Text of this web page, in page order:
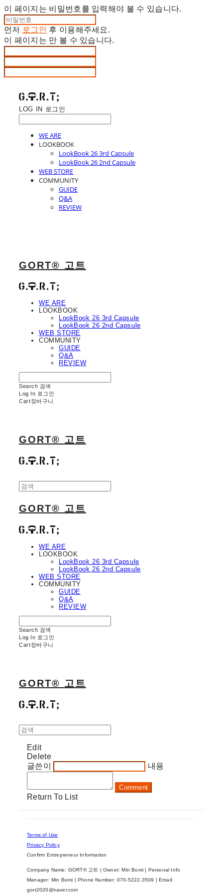
이 페이지는 비밀번호를 입력해야 볼 수 있습니다.
먼저 로그인 후 이용해주세요.
이 페이지는 만 볼 수 있습니다.
LOG IN 로그인
WE ARE
LOOKBOOK
LookBook 26 3rd Capsule
LookBook 26 2nd Capsule
WEB STORE
COMMUNITY
GUIDE
Q&A
REVIEW
GORT® 고트
WE ARE
LOOKBOOK
LookBook 26 3rd Capsule
LookBook 26 2nd Capsule
WEB STORE
COMMUNITY
GUIDE
Q&A
REVIEW
Search 검색
Log In 로그인
Cart장바구니
GORT® 고트
GORT® 고트
WE ARE
LOOKBOOK
LookBook 26 3rd Capsule
LookBook 26 2nd Capsule
WEB STORE
COMMUNITY
GUIDE
Q&A
REVIEW
Search 검색
Log In 로그인
Cart장바구니
GORT® 고트
Edit
Delete
글쓴이
내용
Comment
Return To List
Terms of Use
Privacy Policy
Confirm Entrepreneur Information
Company Name: GORT® 고트 | Owner: Min Bomi | Personal Info
Manager: Min Bomi | Phone Number: 070-5222-3509 | Email:
gort2020@naver.com